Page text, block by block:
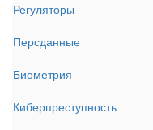
Регуляторы
Персданные
Биометрия
Киберпреступность